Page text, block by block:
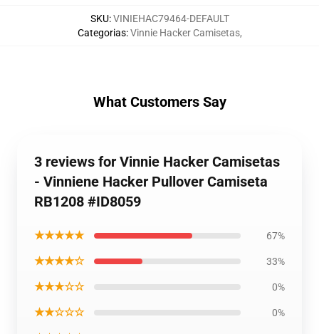
SKU:VINIEHAC79464-DEFAULT
Categorias:Vinnie Hacker Camisetas,
What Customers Say
3 reviews for Vinnie Hacker Camisetas
- Vinniene Hacker Pullover Camiseta
RB1208 #ID8059
★★★★★ 67%
★★★★☆ 33%
★★★☆☆ 0%
★★☆☆☆ 0%